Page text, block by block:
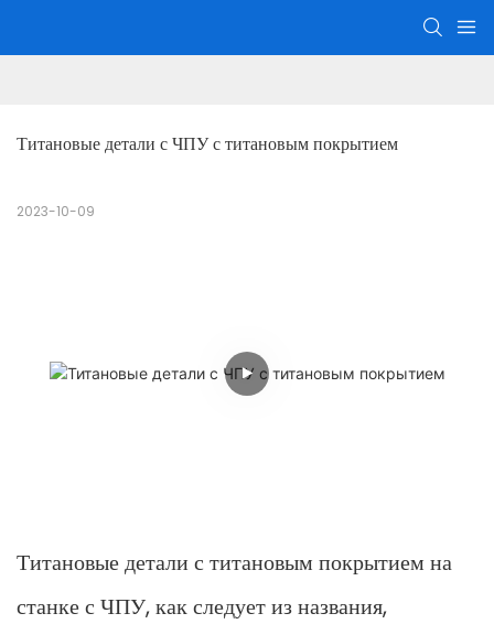
Титановые детали с ЧПУ с титановым покрытием
2023-10-09
Титановые детали с титановым покрытием на
станке с ЧПУ, как следует из названия,